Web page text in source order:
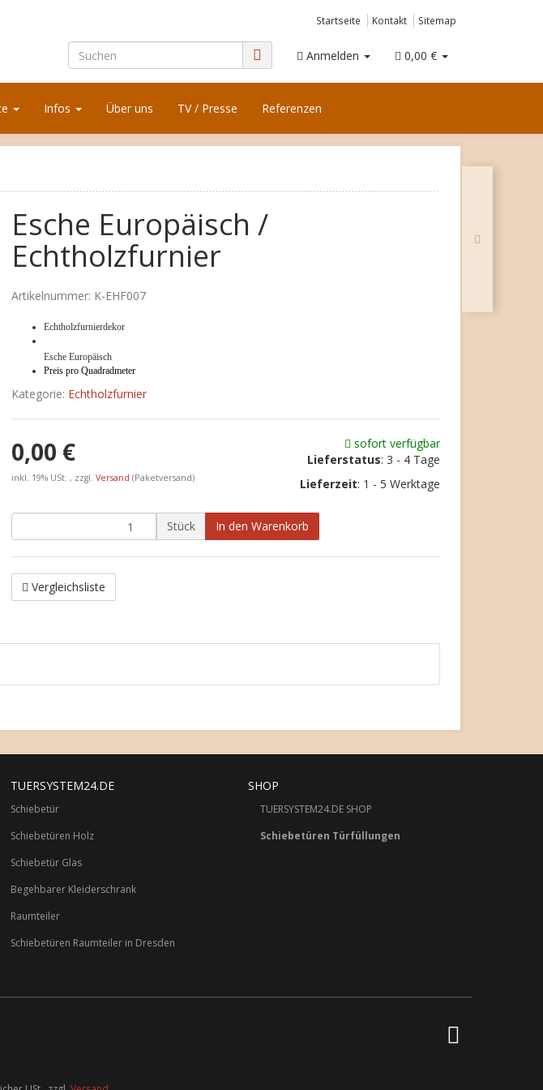
Startseite Kontakt Sitemap
Anmelden 0,00 €
Infos Über uns TV / Presse Referenzen
Esche Europäisch /
Echtholzfurnier
Artikelnummer: K-EHF007
Echtholzfurnierdekor
Esche Europäisch
Preis pro Quadradmeter
Kategorie: Echtholzfurnier
0,00 €
inkl. 19% USt. , zzgl. Versand (Paketversand)
sofort verfügbar
Lieferstatus: 3 - 4 Tage
Lieferzeit: 1 - 5 Werktage
Stück In den Warenkorb
Vergleichsliste
TUERSYSTEM24.DE
Schiebetür
Schiebetüren Holz
Schiebetür Glas
Begehbarer Kleiderschrank
Raumteiler
Schiebetüren Raumteiler in Dresden
SHOP
TUERSYSTEM24.DE SHOP
Schiebetüren Türfüllungen